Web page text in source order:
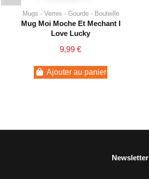
Mugs - Verres - Gourde - Bouteille
Mug Moi Moche Et Mechant I
Love Lucky
9,99 €
Ajouter au panier
Newsletter